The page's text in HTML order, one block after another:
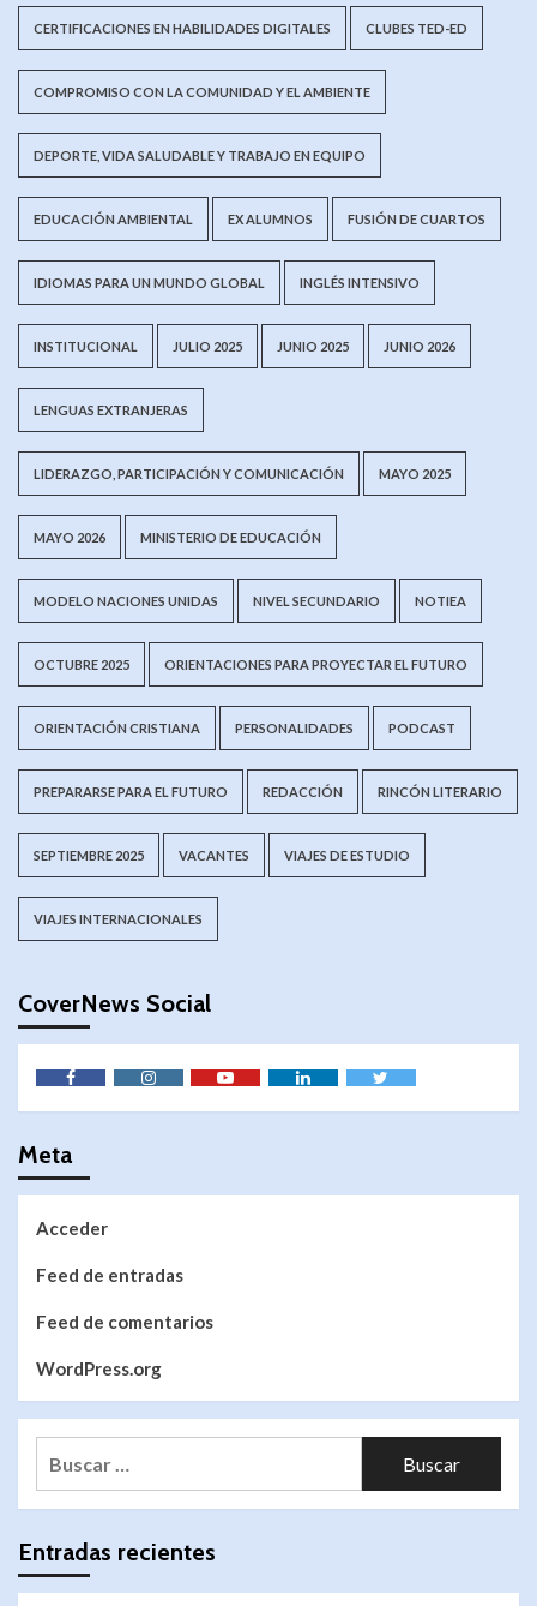
CERTIFICACIONES EN HABILIDADES DIGITALES CLUBES TED-ED
COMPROMISO CON LA COMUNIDAD Y EL AMBIENTE
DEPORTE, VIDA SALUDABLE Y TRABAJO EN EQUIPO
EDUCACIÓN AMBIENTAL EX ALUMNOS FUSIÓN DE CUARTOS
IDIOMAS PARA UN MUNDO GLOBAL INGLÉS INTENSIVO
INSTITUCIONAL JULIO 2025 JUNIO 2025 JUNIO 2026
LENGUAS EXTRANJERAS
LIDERAZGO, PARTICIPACIÓN Y COMUNICACIÓN MAYO 2025
MAYO 2026 MINISTERIO DE EDUCACIÓN
MODELO NACIONES UNIDAS NIVEL SECUNDARIO NOTIEA
OCTUBRE 2025 ORIENTACIONES PARA PROYECTAR EL FUTURO
ORIENTACIÓN CRISTIANA PERSONALIDADES PODCAST
PREPARARSE PARA EL FUTURO REDACCIÓN RINCÓN LITERARIO
SEPTIEMBRE 2025 VACANTES VIAJES DE ESTUDIO
VIAJES INTERNACIONALES
CoverNews Social
Meta
Acceder
Feed de entradas
Feed de comentarios
WordPress.org
Entradas recientes